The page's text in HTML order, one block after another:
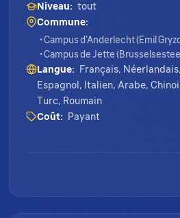
Niveau: tout
Commune:
• Campus d'Anderlecht (Emil
• Campus de Jette
Langue:
Français,
Espagnol, Italien, Arabe,
Turc, Roumain
Coût:
Payant